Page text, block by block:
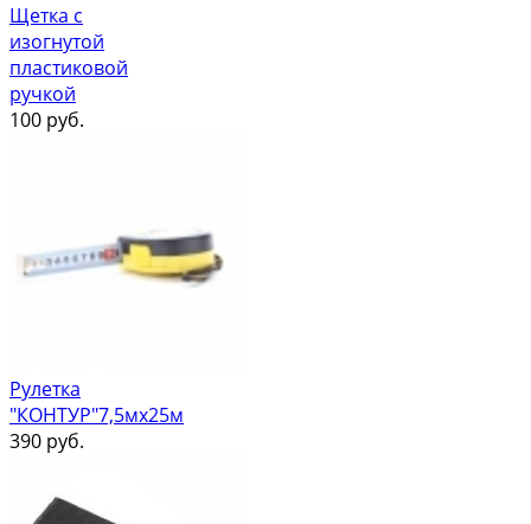
Щетка с
изогнутой
пластиковой
ручкой
100 руб.
Рулетка
"КОНТУР"7,5мх25м
390 руб.